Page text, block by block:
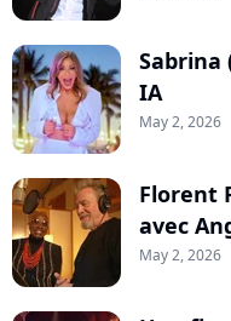
Sabrina
IA
May 2, 2026
Florent
avec
May 2, 2026